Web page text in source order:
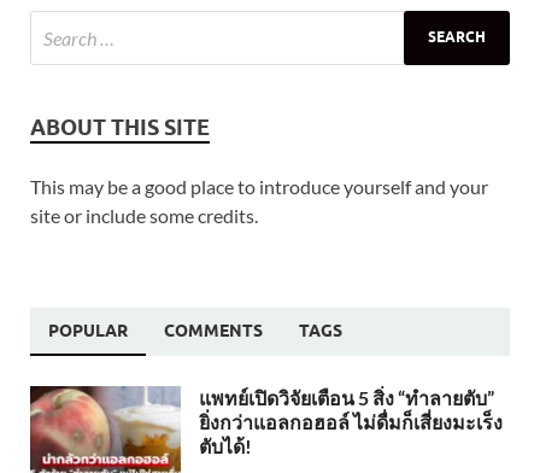
ABOUT THIS SITE
This may be a good place to introduce yourself and your
site or include some credits.
POPULAR COMMENTS TAGS
แพทย์เปิดวิจัยเตือน 5 สิ่ง “ทำลายตับ”
ยิ่งกว่าแอลกอฮอล์ ไม่ดื่มก็เสี่ยงมะเร็ง
ตับได้!